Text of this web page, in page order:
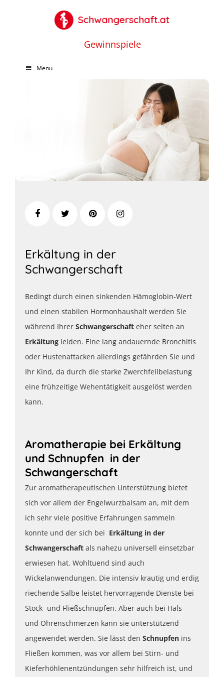
Gewinnspiele
Menu
Erkältung in der
Schwangerschaft
Bedingt durch einen sinkenden Hämoglobin-Wert
und einen stabilen Hormonhaushalt werden Sie
während Ihrer Schwangerschaft eher selten an
Erkältung leiden. Eine lang andauernde Bronchitis
oder Hustenattacken allerdings gefährden Sie und
Ihr Kind, da durch die starke Zwerchfellbelastung
eine frühzeitige Wehentätigkeit ausgelöst werden
kann.
Aromatherapie bei Erkältung
und Schnupfen in der
Schwangerschaft
Zur aromatherapeutischen Unterstützung bietet
sich vor allem der Engelwurzbalsam an, mit dem
ich sehr viele positive Erfahrungen sammeln
konnte und der sich bei Erkältung in der
Schwangerschaft als nahezu universell einsetzbar
erwiesen hat. Wohltuend sind auch
Wickelanwendungen. Die intensiv krautig und erdig
riechende Salbe leistet hervorragende Dienste bei
Stock- und Fließschnupfen. Aber auch bei Hals-
und Ohrenschmerzen kann sie unterstützend
angewendet werden. Sie lässt den Schnupfen ins
Fließen kommen, was vor allem bei Stirn- und
Kieferhöhlenentzündungen sehr hilfreich ist, und